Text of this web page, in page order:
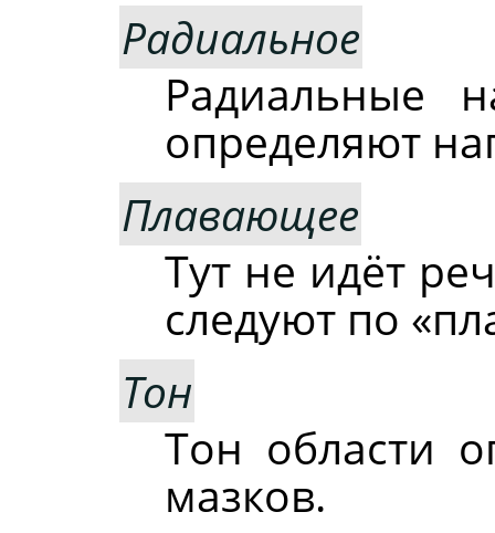
Радиальное
Радиальные
определяют
Плавающее
Тут не идёт
следуют по «
Тон
Тон области
мазков.